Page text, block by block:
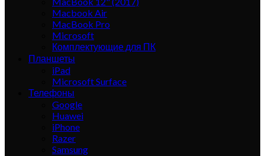
Macbook Air
MacBook Pro
Microsoft
Комплектующие для ПК
Планшеты
iPad
Microsoft Surface
Телефоны
Google
Huawei
iPhone
Razer
Samsung